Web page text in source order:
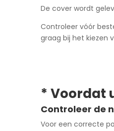
De cover wordt
Controleer vóór
graag bij het kiezen
* Voordat
Controleer de
Voor een correcte